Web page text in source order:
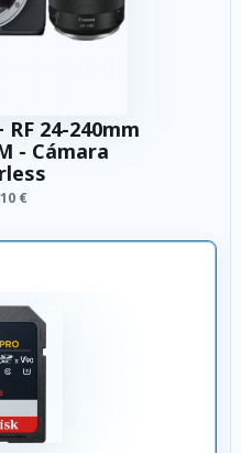
RF 24-240mm
- Cámara
€